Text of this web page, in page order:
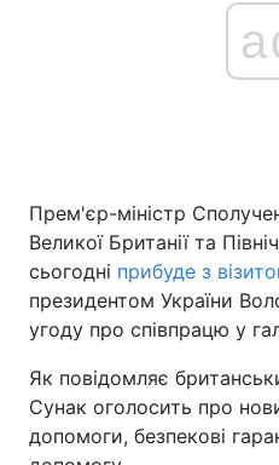
Прем'єр-міністр
Великої Британії та
сьогодні прибуде з
президентом України
угоду про співпрацю у
Як повідомляє
Сунак оголосить про
допомоги, безпекові